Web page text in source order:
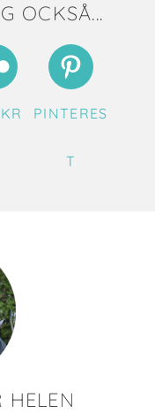
OCKSÅ...
PINTERES
T
HELEN